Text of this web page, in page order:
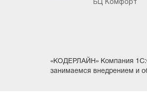
БЦ Комфорт
«КОДЕРЛАЙН» Компания
занимаемся внедрением и